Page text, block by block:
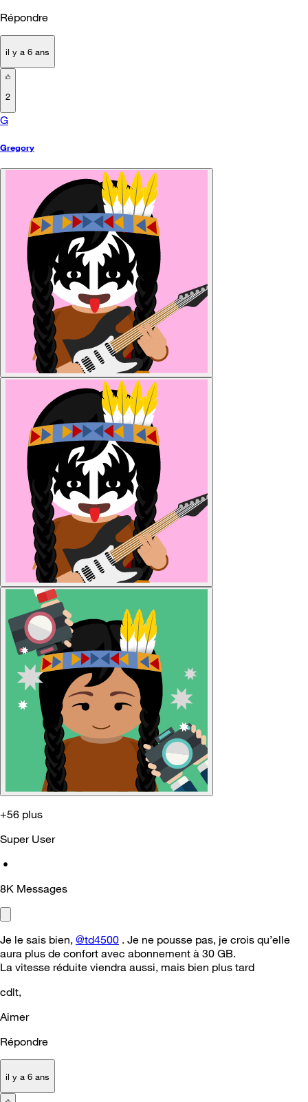
Répondre
il y a 6 ans
2
G
Gregory
+56 plus
Super User
•
8K Messages
Je le sais bien, @td4500 . Je ne pousse pas, je crois qu’elle
aura plus de confort avec abonnement à 30 GB.
La vitesse réduite viendra aussi, mais bien plus tard
cdlt,
Aimer
Répondre
il y a 6 ans